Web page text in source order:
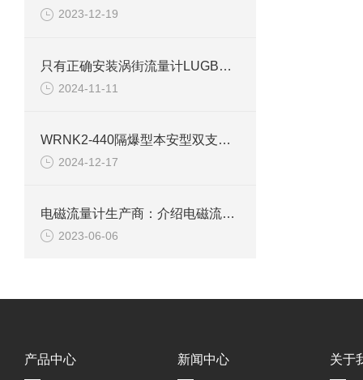
2023-12-19
只有正确安装涡街流量计LUGB才能得到效果
2024-11-11
WRNK2-440隔爆型本安型双支铠装热电偶
2024-12-17
电磁流量计生产商：介绍电磁流量计工程应用中注意要点
2023-06-06
产品中心 新闻中心 关于